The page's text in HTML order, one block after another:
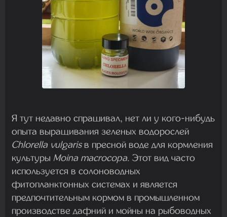
19.07.2026 08:27:00
Я тут недавно спрашивал, нет ли у кого-нибудь
опыта выращивания зеленых водорослей
Chlorella vulgarisв пресной воде для кормления
культуры Moina macrocopa. Этот вид часто
используется в солоноводных
фитопланктонных системах и является
предпочтительным кормом в промышленном
производстве дафний и мойны на рыбоводных